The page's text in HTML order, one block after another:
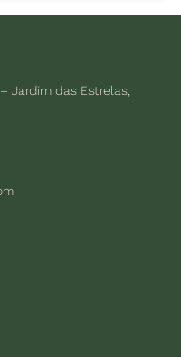
Jardim das Estrelas,